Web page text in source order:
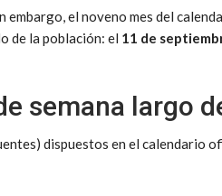
embargo, el noveno mes del
de la población: el 11 de
semana largo
dispuestos en el calendario